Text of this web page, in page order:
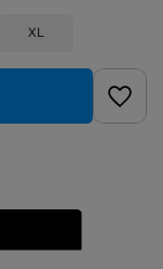
XL